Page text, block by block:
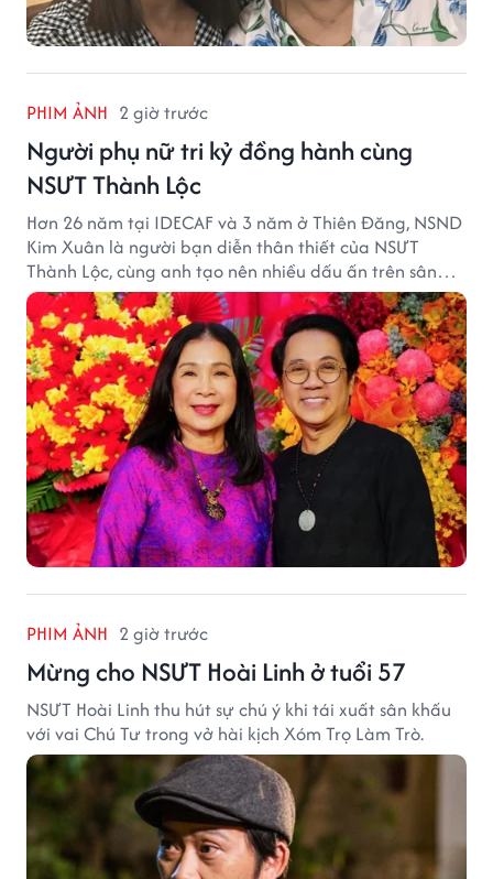
PHIM ẢNH 2 giờ trước
Người phụ nữ tri kỷ đồng hành cùng
NSƯT Thành Lộc
Hơn 26 năm tại IDECAF và 3 năm ở Thiên Đăng, NSND
Kim Xuân là người bạn diễn thân thiết của NSƯT
Thành Lộc, cùng anh tạo nên nhiều dấu ấn trên sân
khấu.
PHIM ẢNH 2 giờ trước
Mừng cho NSƯT Hoài Linh ở tuổi 57
NSƯT Hoài Linh thu hút sự chú ý khi tái xuất sân khấu
với vai Chú Tư trong vở hài kịch Xóm Trọ Làm Trò.